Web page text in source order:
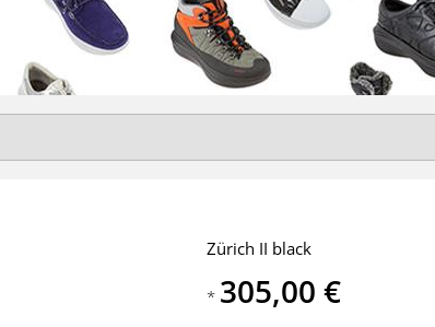
Zürich II black
* 305,00 €